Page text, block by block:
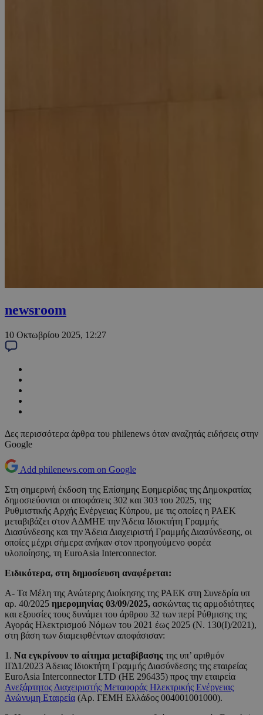
newsroom
10 Οκτωβρίου 2025, 12:27
Δες περισσότερα άρθρα του philenews όταν αναζητάς ειδήσεις στην
Google
Add philenews.com on Google
Στη σημερινή έκδοση της Επίσημης Εφημερίδας της Δημοκρατίας
δημοσιεύονται οι αποφάσεις 302 και 303 του 2025, της
Ρυθμιστικής Αρχής Ενέργειας Κύπρου, με τις οποίες η ΡΑΕΚ
μεταβιβάζει στον ΑΔΜΗΕ την Άδεια Ιδιοκτήτη Γραμμής
Διασύνδεσης και την Άδεια Διαχειριστή Γραμμής Διασύνδεσης, οι
οποίες μέχρι σήμερα ανήκαν στον προηγούμενο φορέα
υλοποίησης, τη EuroAsia Interconnector.
Ειδικότερα, στη δημοσίευση αναφέρεται:
Α- Τα Μέλη της Ανώτερης Διοίκησης της ΡΑΕΚ στη Συνεδρία υπ
αρ. 40/2025 ημερομηνίας 03/09/2025, ασκώντας τις αρμοδιότητες
και εξουσίες τους δυνάμει του άρθρου 32 των περί Ρύθμισης της
Αγοράς Ηλεκτρισμού Νόμων του 2021 έως 2025 (Ν. 130(Ι)/2021),
στη βάση των διαμειφθέντων αποφάσισαν:
1. Nα εγκρίνουν το αίτημα μεταβίβασης της υπ’ αριθμόν
ΙΓΔ1/2023 Άδειας Ιδιοκτήτη Γραμμής Διασύνδεσης της εταιρείας
EuroAsia Interconnector LTD (ΗΕ 296435) προς την εταιρεία
Ανεξάρτητος Διαχειριστής Μεταφοράς Ηλεκτρικής Ενέργειας
Ανώνυμη Εταιρεία (Αρ. ΓΕΜΗ Ελλάδος 004001001000).